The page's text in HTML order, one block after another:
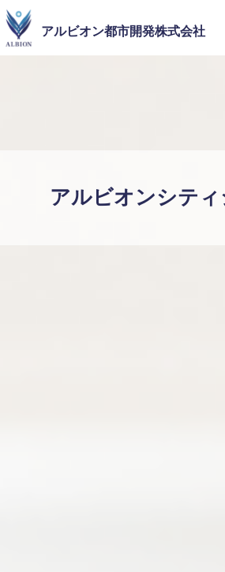
アルビオン都市開発株式会社
アルビオンシテ